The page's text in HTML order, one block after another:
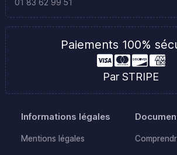
01 83 62 99 51
Paiements 100%
Par STRIPE
Informations légales
Mentions légales